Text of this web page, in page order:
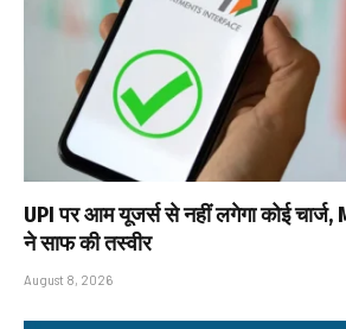
UPI पर आम यूजर्स से नहीं लगेगा कोई
ने साफ की तस्वीर
August 8, 2026